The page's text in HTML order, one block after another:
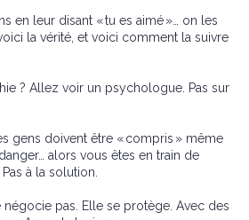
en leur disant « tu es aimé »… on les
la vérité, et voici comment la suivre
? Allez voir un psychologue. Pas sur
gens doivent être « compris » même
alors vous êtes en train de
à la solution.
négocie pas. Elle se protège. Avec des